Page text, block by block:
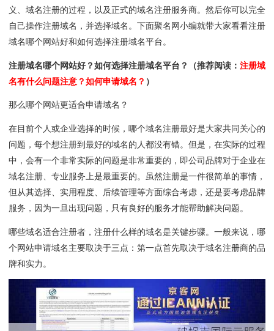
义、域名注册的过程，以及正式的域名注册服务商。然后你可以完全
自己操作注册域名，并选择域名。下面聚名网小编就带大家看看注册
域名哪个网站好和如何选择注册域名平台。
注册域名哪个网站好？如何选择注册域名平台？（推荐阅读： 注册域
名有什么问题注意？如何申请域名？ ）
那么哪个网站更适合申请域名？
在目前个人或企业选择的时候，哪个域名注册最好是大家共同关心的
问题，每个想注册到最好的域名的人都没有错。但是，在实际的过程
中，会有一个非常实际的问题是非常重要的，即公司品牌对于企业在
域名注册、专业服务上是最重要的。虽然注册是一件很简单的事情，
但从其选择、实用程度、后续管理等方面综合考虑，还是要考虑品牌
服务，因为一旦出现问题，只有良好的服务才能帮助解决问题。
哪些域名适合注册者，注册什么样的域名是关键步骤。一般来说，哪
个网站申请域名主要取决于三点：第一点首先取决于域名注册商的品
牌和实力。